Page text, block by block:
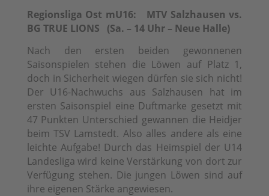
Regionsliga Ost mU16: MTV Salzhausen vs.
BG TRUE LIONS (Sa. – 14 Uhr – Neue Halle)
Nach den ersten beiden gewonnenen
Saisonspielen stehen die Löwen auf Platz 1,
doch in Sicherheit wiegen dürfen sie sich nicht!
Der U16-Nachwuchs aus Salzhausen hat im
ersten Saisonspiel eine Duftmarke gesetzt mit
47 Punkten Unterschied gewannen die Heidjer
beim TSV Lamstedt. Also alles andere als eine
leichte Aufgabe! Durch das Heimspiel der U14
Landesliga wird keine Verstärkung von dort zur
Verfügung stehen. Die jungen Löwen sind auf
ihre eigenen Stärke angewiesen.